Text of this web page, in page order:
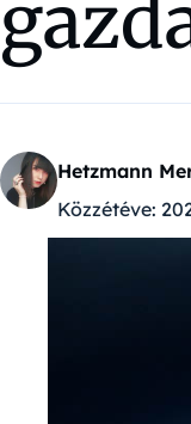
Hetzmann
Közzétéve: